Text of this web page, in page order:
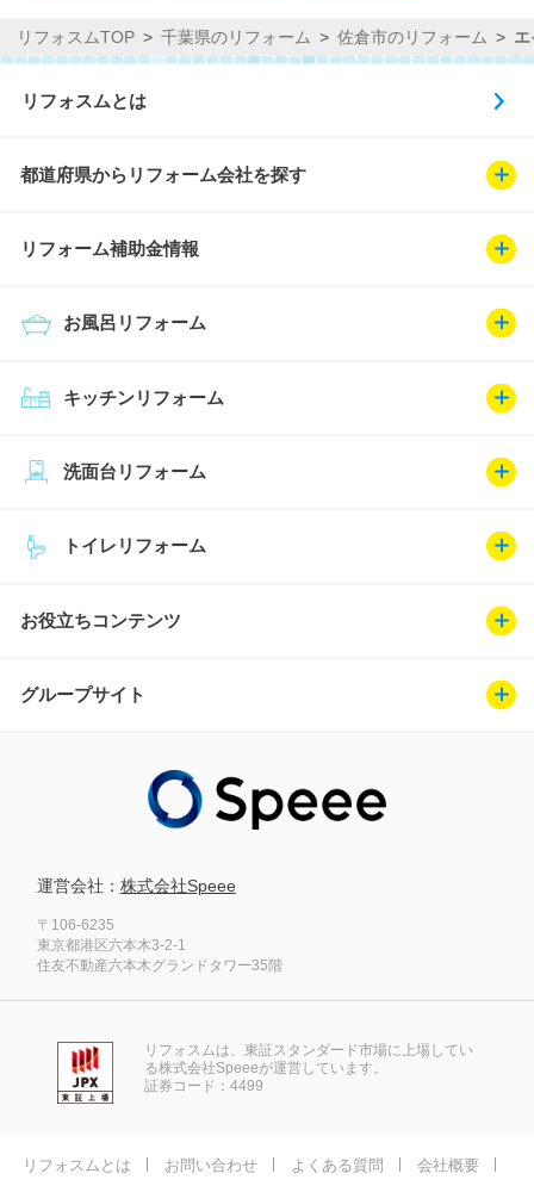
リフォスムTOP 千葉県のリフォーム 佐倉市のリフォーム
リフォスムとは
都道府県からリフォーム会社を探す
リフォーム補助金情報
キッチンリフォーム
お風呂リフォーム
トイレリフォーム
洗面台リフォーム
お役立ちコンテンツ
グループサイト
運営会社： 株式会社Speee
〒106-6235
東京都港区六本木3-2-1
住友不動産六本木グランドタワー35階
リフォスムは、東証スタンダード市場に上場してい
る株式会社Speeeが運営しています。
証券コード：4499
リフォスムとは お問い合わせ よくある質問 会社概要